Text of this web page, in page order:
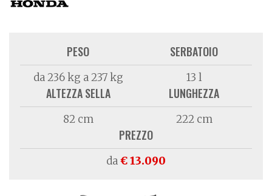
PESO
da 236 kg a 237 kg
SERBATOIO
13 l
ALTEZZA SELLA
82 cm
LUNGHEZZA
222 cm
PREZZO
da€ 13.090